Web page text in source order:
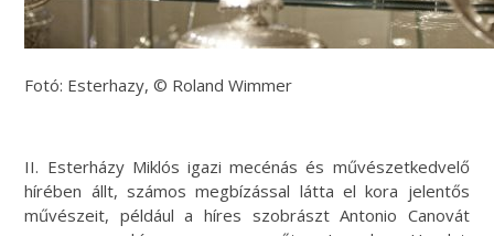
Fotó: Esterhazy, © Roland Wimmer
II. Esterházy Miklós igazi mecénás és művészetkedvelő
hírében állt, számos megbízással látta el kora jelentős
művészeit, például a híres szobrászt Antonio Canovát